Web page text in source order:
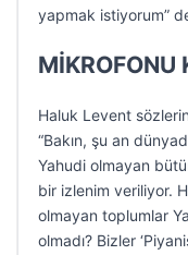
yapmak istiyorum”
MİKROFONU
Haluk Levent
“Bakın, şu an
Yahudi olmayan
bir izlenim veriliyor.
olmayan toplumlar
olmadı? Bizler